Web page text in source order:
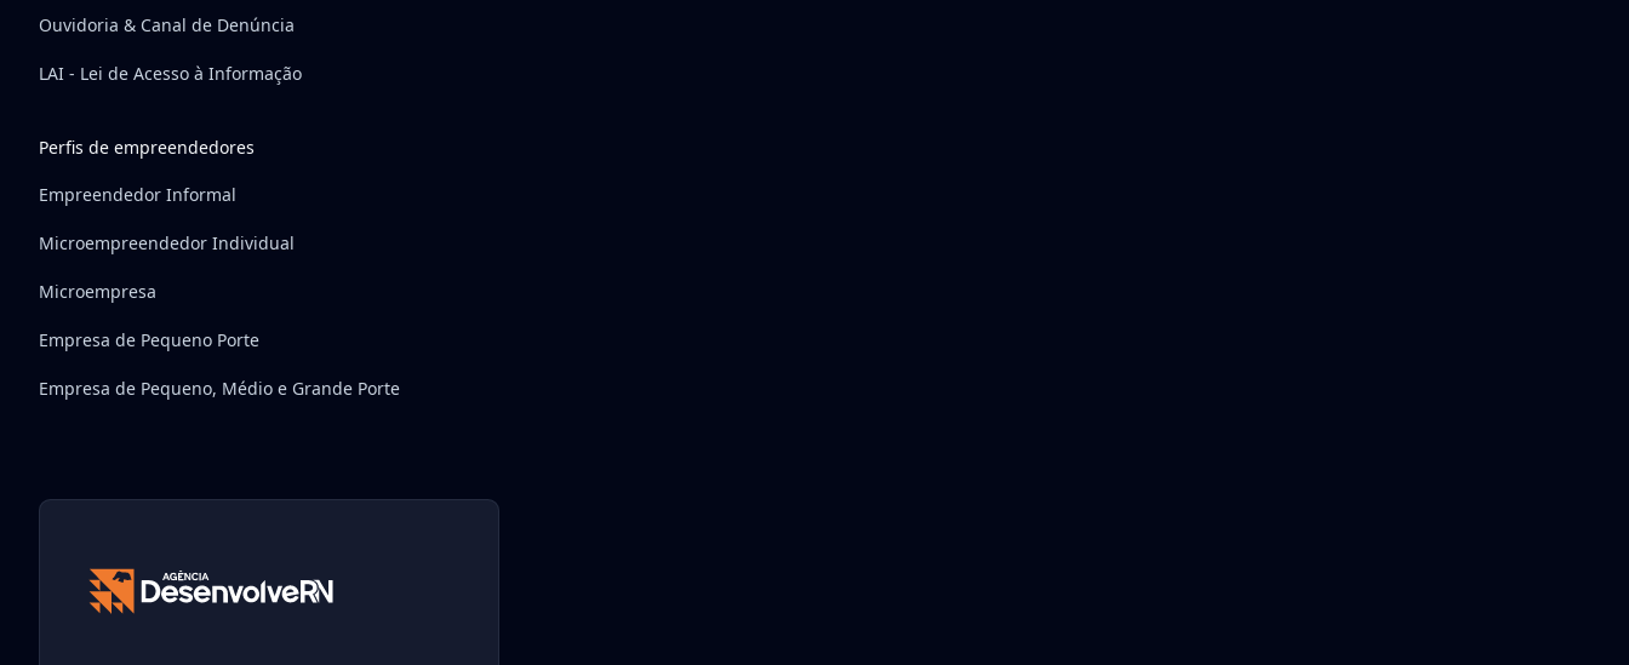
Ouvidoria & Canal de Denúncia
LAI - Lei de Acesso à Informação
Perfis de empreendedores
Empreendedor Informal
Microempreendedor Individual
Microempresa
Empresa de Pequeno Porte
Empresa de Pequeno, Médio e Grande Porte